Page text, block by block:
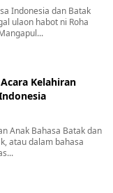
Indonesia dan Batak
ulaon habot ni Roha
Kelahiran
Anak Bahasa Batak dan
atau dalam bahasa